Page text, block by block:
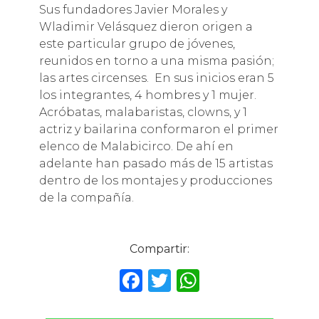
Sus fundadores Javier Morales y
Wladimir Velásquez dieron origen a
este particular grupo de jóvenes,
reunidos en torno a una misma pasión;
las artes circenses. En sus inicios eran 5
los integrantes, 4 hombres y 1 mujer.
Acróbatas, malabaristas, clowns, y 1
actriz y bailarina conformaron el primer
elenco de Malabicirco. De ahí en
adelante han pasado más de 15 artistas
dentro de los montajes y producciones
de la compañía.
Compartir:
F T W